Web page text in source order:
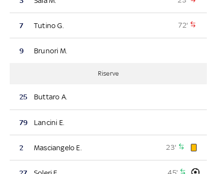
7 Tutino G. 72'
9 Brunori M.
Riserve
25 Buttaro A.
79 Lancini E.
2 Masciangelo E. 23'
45'